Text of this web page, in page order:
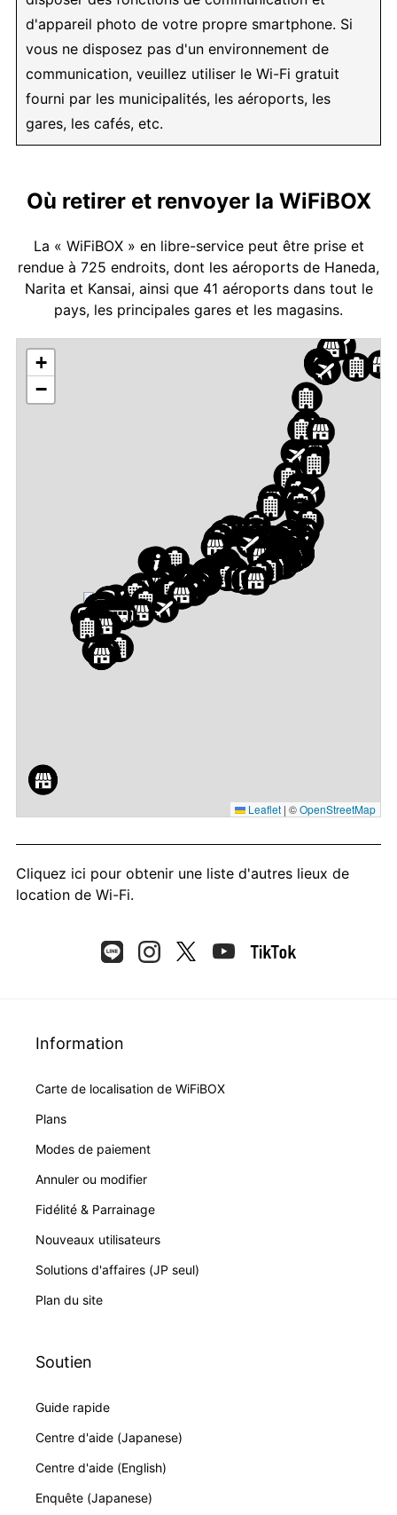
d'appareil photo de votre propre smartphone. Si
vous ne disposez pas d'un environnement de
communication, veuillez utiliser le Wi-Fi gratuit
fourni par les municipalités, les aéroports, les
gares, les cafés, etc.
Où retirer et renvoyer la WiFiBOX
La « WiFiBOX » en libre-service peut être prise et
rendue à 725 endroits, dont les aéroports de Haneda,
Narita et Kansai, ainsi que 41 aéroports dans tout le
pays, les principales gares et les magasins.
+
−
Leaflet | ©OpenStreetMap
Cliquez ici pour obtenir une liste d'autres lieux de
location de Wi-Fi.
Information
Carte de localisation de WiFiBOX
Plans
Modes de paiement
Annuler ou modifier
Fidélité & Parrainage
Nouveaux utilisateurs
Solutions d'affaires (JP seul)
Plan du site
Soutien
Guide rapide
Centre d'aide (Japanese)
Centre d'aide (English)
Enquête (Japanese)